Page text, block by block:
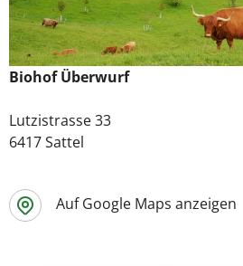
Biohof Überwurf
Lutzistrasse 33
6417 Sattel
Auf Google Maps anzeigen